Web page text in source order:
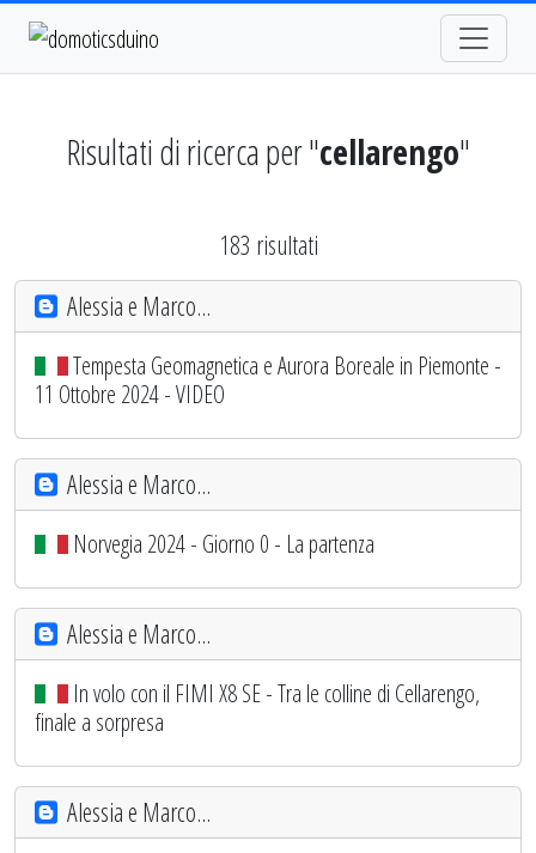
Risultati di ricerca per "cellarengo"
183 risultati
Alessia e Marco...
Tempesta Geomagnetica e Aurora Boreale in Piemonte -
11 Ottobre 2024 - VIDEO
Alessia e Marco...
Norvegia 2024 - Giorno 0 - La partenza
Alessia e Marco...
In volo con il FIMI X8 SE - Tra le colline di Cellarengo,
finale a sorpresa
Alessia e Marco...